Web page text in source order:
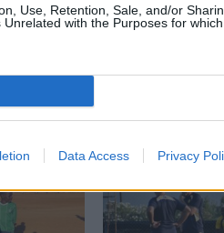
Use, Retention, Sale, and/or
with the Purposes for
Data Access Privacy